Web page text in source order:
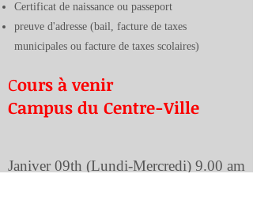
Certificat de naissance ou passeport
preuve d'adresse (bail, facture de taxes
municipales ou facture de taxes scolaires)
Cours à venir
Campus du Centre-Ville
Janiver 09th (Lundi-Mercredi) 9.00 am